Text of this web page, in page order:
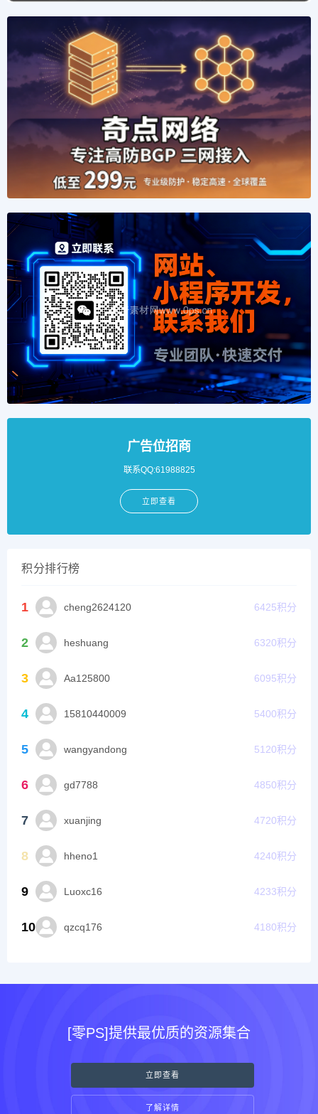
广告位招商
联系QQ:61988825
立即查看
积分排行榜
1 cheng2624120 6425积分
2 heshuang 6320积分
3 Aa125800 6095积分
4 15810440009 5400积分
5 wangyandong 5120积分
6 gd7788 4850积分
7 xuanjing 4720积分
8 hheno1 4240积分
9 Luoxc16 4233积分
10 qzcq176 4180积分
[零PS]提供最优质的资源集合
立即查看
了解详情